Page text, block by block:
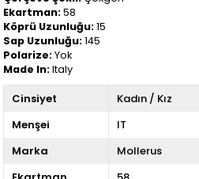
Ekartman:58
Köprü Uzunluğu:15
Sap Uzunluğu:145
Polarize:Yok
Made In:Italy
Cinsiyet
Kadın / Kız
Menşei
IT
Marka
Mollerus